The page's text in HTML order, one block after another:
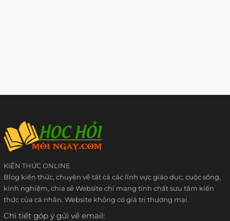
KIẾN THỨC ONLINE
Blog kiến thức, chuyên về tất cả các lĩnh vực giáo dục, cuộc sống,
kinh nghiệm, chia sẻ Website chỉ mang tính chất sưu tầm kiến
thức của cá nhân. Website không có giá trị thương mại.
Chi tiết góp ý gửi về email: